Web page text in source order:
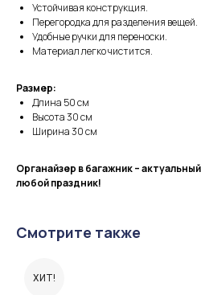
Устойчивая конструкция.
Перегородка для разделения вещей.
Удобные ручки для переноски.
Материал легко чистится.
Размер:
Длина 50 см
Высота 30 см
Ширина 30 см
Органайзер в багажник –
любой праздник!
Смотрите также
ХИТ!